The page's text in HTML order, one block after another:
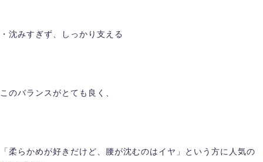
・沈みすぎず、しっかり支える
このバランスがとても良く、
「柔らかめが好きだけど、腰が沈むのはイヤ」という方に人気の